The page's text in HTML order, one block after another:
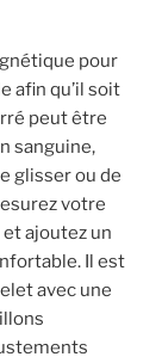
pour
afin qu’il soit
peut être
sanguine,
glisser ou de
votre
ajoutez un
Il est
avec une